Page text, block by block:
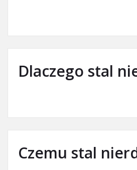
Dlaczego stal
Czemu stal